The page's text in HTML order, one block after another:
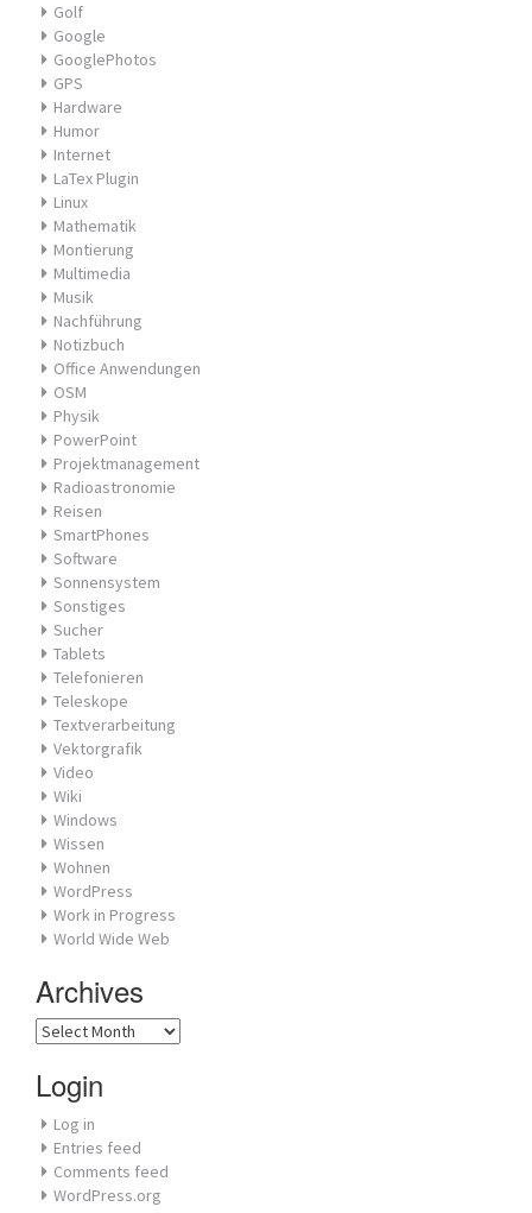
Golf
Google
GooglePhotos
GPS
Hardware
Humor
Internet
LaTex Plugin
Linux
Mathematik
Montierung
Multimedia
Musik
Nachführung
Notizbuch
Office Anwendungen
OSM
Physik
PowerPoint
Projektmanagement
Radioastronomie
Reisen
SmartPhones
Software
Sonnensystem
Sonstiges
Sucher
Tablets
Telefonieren
Teleskope
Textverarbeitung
Vektorgrafik
Video
Wiki
Windows
Wissen
Wohnen
WordPress
Work in Progress
World Wide Web
Archives
Archives
Login
Log in
Entries feed
Comments feed
WordPress.org